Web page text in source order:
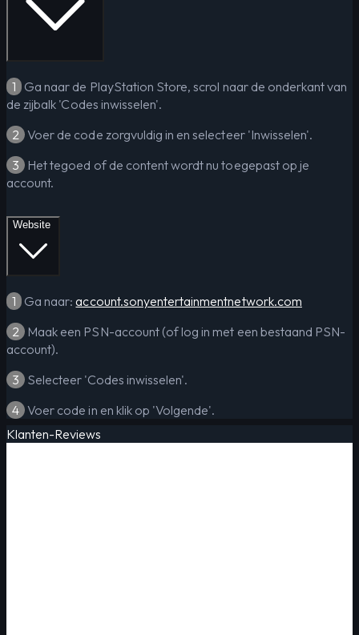
1 Ga naar de PlayStation Store, scrol naar de onderkant van
de zijbalk 'Codes inwisselen'.
2 Voer de code zorgvuldig in en selecteer 'Inwisselen'.
3 Het tegoed of de content wordt nu toegepast op je
account.
Website
1 Ga naar:account.sonyentertainmentnetwork.com
2 Maak een PSN-account (of log in met een bestaand PSN-
account).
3 Selecteer 'Codes inwisselen'.
4 Voer code in en klik op 'Volgende'.
Klanten-Reviews